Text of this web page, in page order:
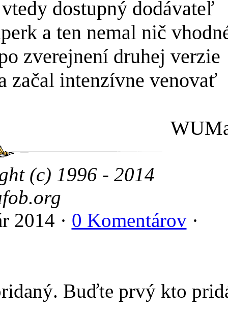
dostupný dodávateľ
a ten nemal nič
zverejnení druhej verzie
začal intenzívne venovať
(c) 1996 - 2014
2014 · 0 Komentárov·
Buďte prvý kto